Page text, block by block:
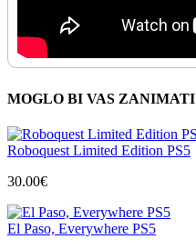
MOGLO BI VAS ZANIMATI
Roboquest Limited Edition PS5
30.00€
El Paso, Everywhere PS5